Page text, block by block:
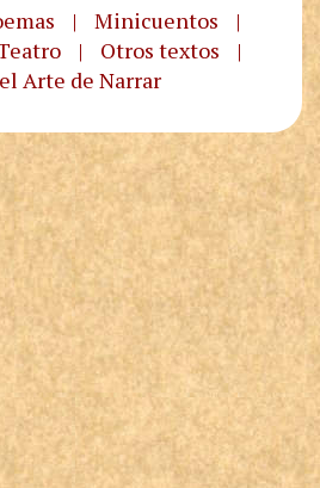
| Minicuentos
|
| Otros textos
|
Arte de Narrar